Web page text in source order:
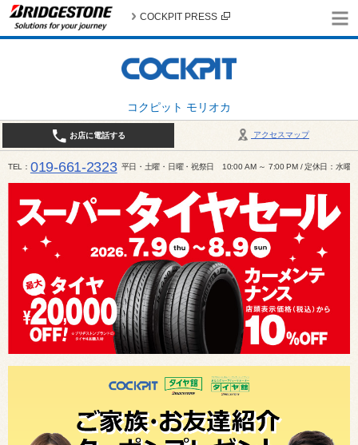
コクピット モリオカ
COCKPIT PRESS
アクセスマップ
お店に電話する
TEL 019-661-2323 平日・土曜・日曜・祝祭日 10:00 AM ～ 7:00 PM / 定休日：水曜